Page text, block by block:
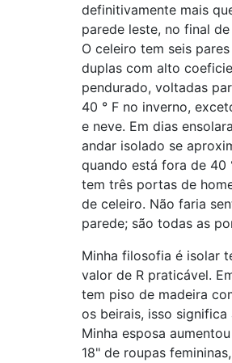
definitivamente mais
parede leste, no final
O celeiro tem seis
duplas com alto
pendurado, voltadas
40 ° F no inverno,
e neve. Em dias
andar isolado se
quando está fora de 40
tem três portas de
de celeiro. Não faria
parede; são todas as
Minha filosofia é isolar
valor de R praticável.
tem piso de madeira
os beirais, isso significa
Minha esposa
18" de roupas